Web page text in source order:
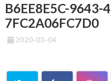
B6EE8E5C-9643-
7FC2A06FC7D0
2020-03-04